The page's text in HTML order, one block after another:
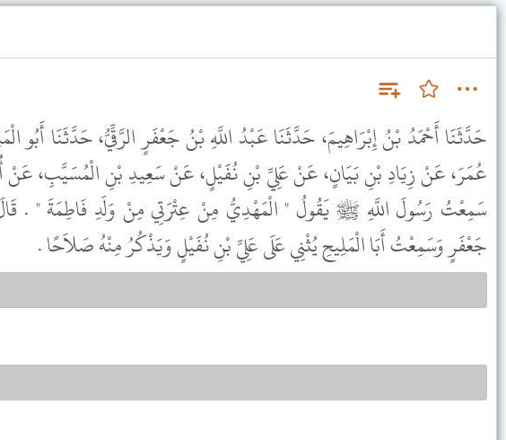
حَدَّثَنَا أَحْمَدُ بْنُ إِبْرَاهِيمَ، حَدَّثَنَا عَبْدُ اللَّهِ بْنُ جَعْفَرٍ الرَّقِّيُّ، حَدَّثَنَا أَبُو
عُمَرَ، عَنْ زِيَادِ بْنِ بَيَانٍ، عَنْ عَلِيِّ بْنِ نُفَيْلٍ، عَنْ سَعِيدِ بْنِ الْمُسَيَّبِ، عَنْ
سَمِعْتُ رَسُولَ اللَّهِ ﷺ يَقُولُ " الْمَهْدِيُّ مِنْ عِتْرَتِي مِنْ وَلَدِ فَاطِمَةَ " .
جَعْفَرٍ وَسَمِعْتُ أَبَا الْمَلِيحِ يُثْنِي عَلَى عَلِيِّ بْنِ نُفَيْلٍ وَيَذْكُرُ مِنْهُ صَلاَحًا .